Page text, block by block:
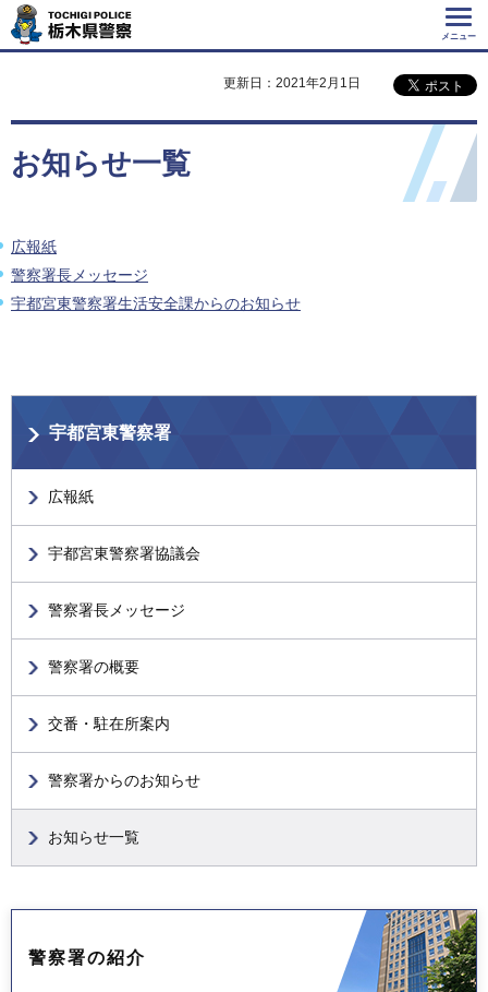
Tochigi Police 栃
木県警察
メニュー
更新日：2021年2月1日
お知らせ一覧
広報紙
警察署長メッセージ
宇都宮東警察署生活安全課からのお知らせ
宇都宮東警察署
広報紙
宇都宮東警察署協議会
警察署長メッセージ
警察署の概要
交番・駐在所案内
警察署からのお知らせ
お知らせ一覧
警察署の紹介